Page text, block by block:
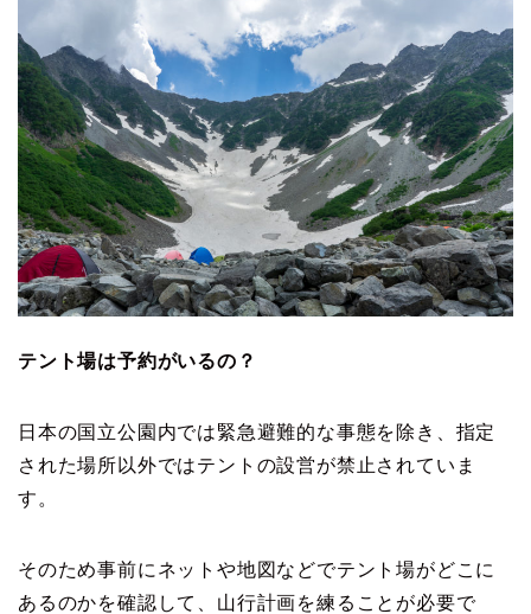
テント場は予約がいるの？
日本の国立公園内では緊急避難的な事態を除き、指定
された場所以外ではテントの設営が禁止されていま
す。
そのため事前にネットや地図などでテント場がどこに
あるのかを確認して、山行計画を練ることが必要で